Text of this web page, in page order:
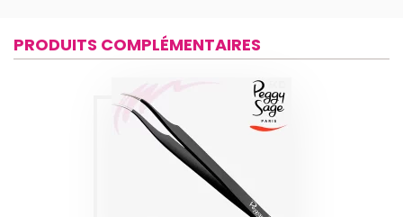
PRODUITS COMPLÉMENTAIRES
PINCE NAIL ART
COURBÉE PEGGY
SAGE
Produits